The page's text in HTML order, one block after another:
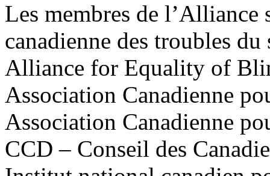
Les membres de
canadienne des troubles
Alliance for Equality of
Association Canadienne
Association Canadienne
CCD – Conseil des